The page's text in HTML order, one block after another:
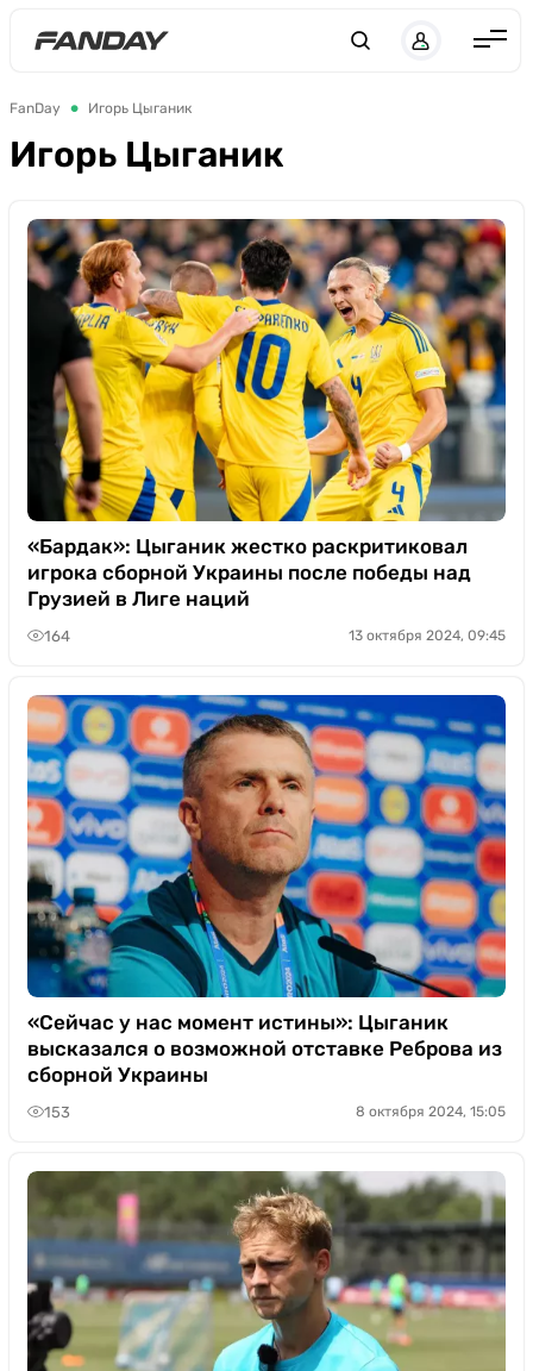
Италия
Франция
Украина
ЛЧ
ЛЕ
ЧЕ-2028
Букмекеры
Казино
FanDay Игорь Цыганик
Игорь Цыганик
«Бардак»: Цыганик жестко раскритиковал
игрока сборной Украины после победы над
Грузией в Лиге наций
164 13 октября 2024, 09:45
«Сейчас у нас момент истины»: Цыганик
высказался о возможной отставке Реброва из
сборной Украины
153 8 октября 2024, 15:05